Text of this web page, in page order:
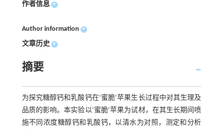
作者信息 +
Author information +
文章历史 +
摘要
为探究糖醇钙和乳酸钙在‘蜜脆’苹果生长过程中对其生理及
品质的影响。本实验以‘蜜脆’苹果为试材，在其生长期间喷
施不同浓度糖醇钙和乳酸钙，以清水为对照，测定和分析